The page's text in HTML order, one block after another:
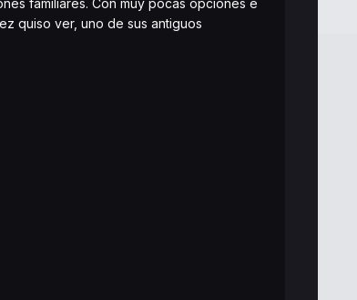
familiares. Con muy pocas opciones e
quiso ver, uno de sus antiguos